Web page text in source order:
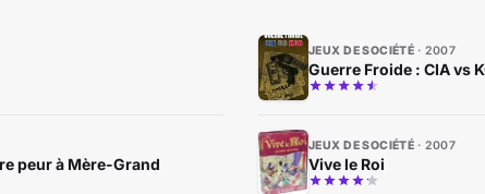
JEUX DE SOCIÉTÉ 2007
Guerre Froide : CIA vs
peur à Mère-Grand
JEUX DE SOCIÉTÉ 2007
Vive le Roi